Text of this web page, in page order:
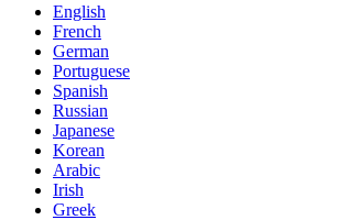
English
French
German
Portuguese
Spanish
Russian
Japanese
Korean
Arabic
Irish
Greek